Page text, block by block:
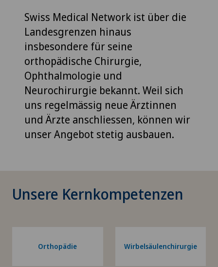
Swiss Medical Network ist über die
Landesgrenzen hinaus
insbesondere für seine
orthopädische Chirurgie,
Ophthalmologie und
Neurochirurgie bekannt. Weil sich
uns regelmässig neue Ärztinnen
und Ärzte anschliessen, können wir
unser Angebot stetig ausbauen.
Unsere Kernkompetenzen
Orthopädie Wirbelsäulenchirurgie